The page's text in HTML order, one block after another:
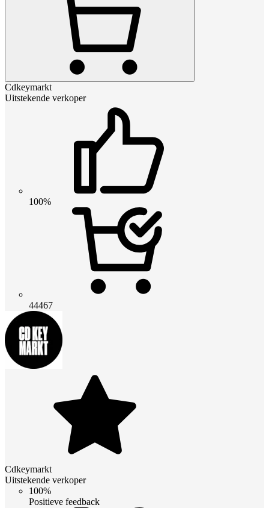
Cdkeymarkt
Uitstekende verkoper
100%
44467
Cdkeymarkt
Uitstekende verkoper
100%
Positieve feedback